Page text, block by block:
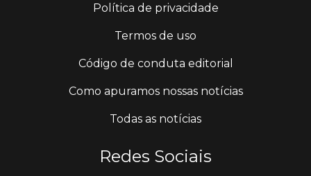
Política de privacidade
Termos de uso
Código de conduta editorial
Como apuramos nossas notícias
Todas as notícias
Redes Sociais